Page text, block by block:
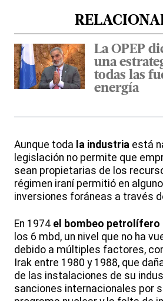
La OPEP
una
todas las
energía
Aunque toda la industria está
legislación no permite que
sean propietarias de los
régimen iraní permitió en
inversiones foráneas a través
En 1974 el bombeo petrolífero
los 6 mbd, un nivel que no ha
debido a múltiples factores,
Irak entre 1980 y 1988, que
de las instalaciones de su
sanciones internacionales por